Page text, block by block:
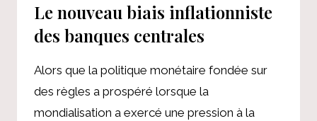
Le nouveau biais inflationniste
des banques centrales
Alors que la politique monétaire fondée sur
des règles a prospéré lorsque la
mondialisation a exercé une pression à la